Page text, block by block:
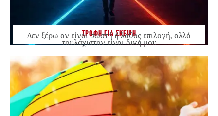
ΤΡΟΦΗ ΓΙΑ ΣΚΕΨΗ
Δεν ξέρω αν είναι σωστή ή λάθος επιλογή, αλλά
τουλάχιστον είναι δική μου